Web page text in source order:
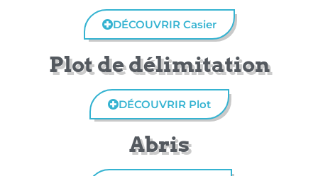
DÉCOUVRIR Casier
Plot de délimitation
DÉCOUVRIR Plot
Abris